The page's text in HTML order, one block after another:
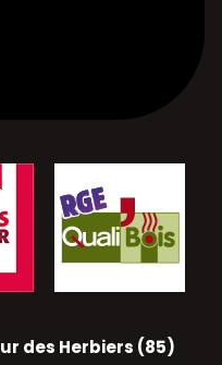
des Herbiers (85)